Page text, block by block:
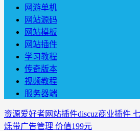
网游单机
网站源码
网站模板
网站插件
学习教程
传奇版本
视频教程
服务器端
资源爱好者网站插件discuz商业插件
烁带广告管理 价值199元